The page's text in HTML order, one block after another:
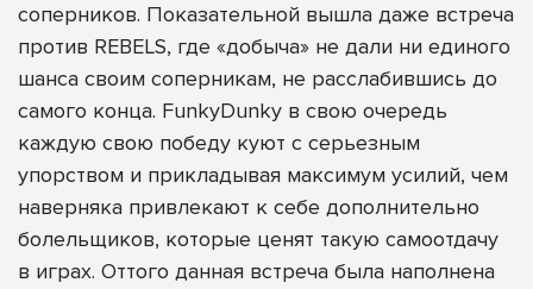
соперников. Показательной вышла даже встреча
против REBELS, где «добыча» не дали ни единого
шанса своим соперникам, не расслабившись до
самого конца. FunkyDunky в свою очередь
каждую свою победу куют с серьезным
упорством и прикладывая максимум усилий, чем
наверняка привлекают к себе дополнительно
болельщиков, которые ценят такую самоотдачу
в играх. Оттого данная встреча была наполнена